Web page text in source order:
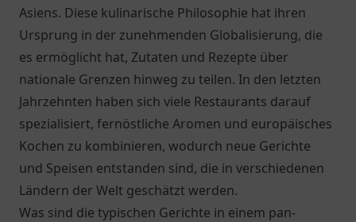
Asiens. Diese kulinarische Philosophie hat ihren
Ursprung in der zunehmenden Globalisierung, die
es ermöglicht hat, Zutaten und Rezepte über
nationale Grenzen hinweg zu teilen. In den letzten
Jahrzehnten haben sich viele Restaurants darauf
spezialisiert, fernöstliche Aromen und europäisches
Kochen zu kombinieren, wodurch neue Gerichte
und Speisen entstanden sind, die in verschiedenen
Ländern der Welt geschätzt werden.
Was sind die typischen Gerichte in einem pan-